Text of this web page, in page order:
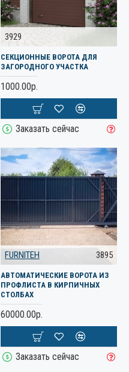
3929
СЕКЦИОННЫЕ ВОРОТА ДЛЯ
ЗАГОРОДНОГО УЧАСТКА
1000.00р.
Заказать сейчас
FURNITEH 3895
АВТОМАТИЧЕСКИЕ ВОРОТА ИЗ
ПРОФЛИСТА В КИРПИЧНЫХ
СТОЛБАХ
60000.00р.
Заказать сейчас